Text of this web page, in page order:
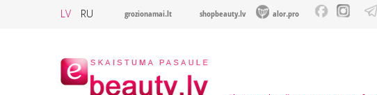
LV RU grozionamai.lt shopbeauty.lv alor.pro